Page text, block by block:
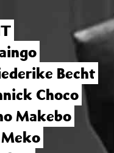
Becht
Choco
Makebo
Meko